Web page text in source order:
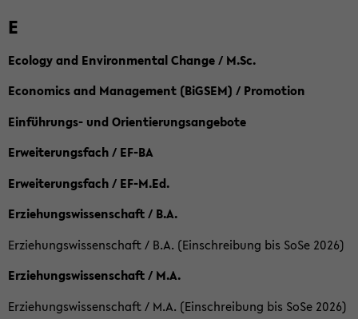
E
Ecology and Environmental Change / M.Sc.
Economics and Management (BiGSEM) / Promotion
Einführungs- und Orientierungsangebote
Erweiterungsfach / EF-BA
Erweiterungsfach / EF-M.Ed.
Erziehungswissenschaft / B.A.
Erziehungswissenschaft / B.A. (Einschreibung bis SoSe 2026)
Erziehungswissenschaft / M.A.
Erziehungswissenschaft / M.A. (Einschreibung bis SoSe 2026)